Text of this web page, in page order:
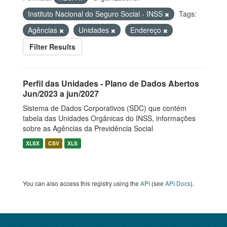
Instituto Nacional do Seguro Social - INSS
Tags:
Agências
Unidades
Endereço
Filter Results
Perfil das Unidades - Plano de Dados Abertos
Jun/2023 a jun/2027
Sistema de Dados Corporativos (SDC) que contém
tabela das Unidades Orgânicas do INSS, informações
sobre as Agências da Previdência Social
XLSX CSV XLS
You can also access this registry using the API (see API Docs).